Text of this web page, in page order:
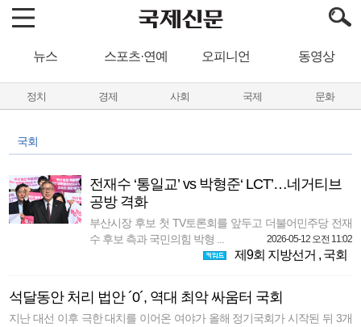
뉴스 스포츠·연예 오피니언 동영상
정치 경제 사회 국제 문화
국회
전재수 ‘통일교’ vs 박형준‘ LCT’…네거티브
공방 격화
부산시장 후보 첫 TV토론회를 앞두고 더불어민주당 전재
수 후보 측과 국민의힘 박형 ...
2026-05-12 오전 11:02
제9회 지방선거 , 국회
석달동안 처리 법안 ´0´, 역대 최악 싸움터 국회
지난 대선 이후 극한 대치를 이어온 여야가 올해 정기국회가 시작된 뒤 3개